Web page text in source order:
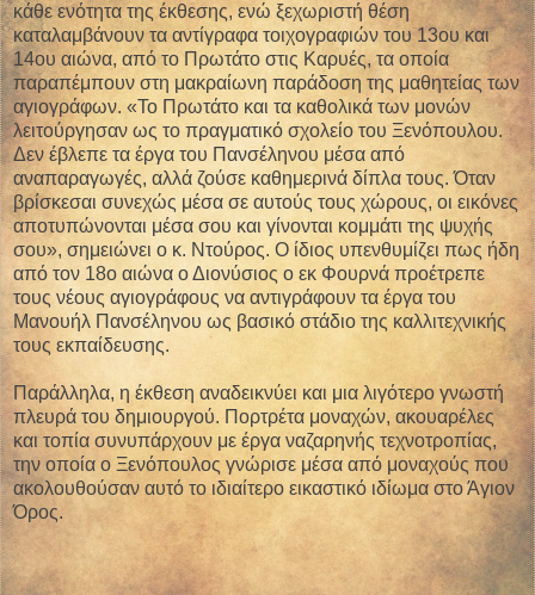
κάθε ενότητα της έκθεσης, ενώ ξεχωριστή θέση
καταλαμβάνουν τα αντίγραφα τοιχογραφιών του 13ου και
14ου αιώνα, από το Πρωτάτο στις Καρυές, τα οποία
παραπέμπουν στη μακραίωνη παράδοση της μαθητείας των
αγιογράφων. «Το Πρωτάτο και τα καθολικά των μονών
λειτούργησαν ως το πραγματικό σχολείο του Ξενόπουλου.
Δεν έβλεπε τα έργα του Πανσέληνου μέσα από
αναπαραγωγές, αλλά ζούσε καθημερινά δίπλα τους. Όταν
βρίσκεσαι συνεχώς μέσα σε αυτούς τους χώρους, οι εικόνες
αποτυπώνονται μέσα σου και γίνονται κομμάτι της ψυχής
σου», σημειώνει ο κ. Ντούρος. Ο ίδιος υπενθυμίζει πως ήδη
από τον 18ο αιώνα ο Διονύσιος ο εκ Φουρνά προέτρεπε
τους νέους αγιογράφους να αντιγράφουν τα έργα του
Μανουήλ Πανσέληνου ως βασικό στάδιο της καλλιτεχνικής
τους εκπαίδευσης.
Παράλληλα, η έκθεση αναδεικνύει και μια λιγότερο γνωστή
πλευρά του δημιουργού. Πορτρέτα μοναχών, ακουαρέλες
και τοπία συνυπάρχουν με έργα ναζαρηνής τεχνοτροπίας,
την οποία ο Ξενόπουλος γνώρισε μέσα από μοναχούς που
ακολουθούσαν αυτό το ιδιαίτερο εικαστικό ιδίωμα στο Άγιον
Όρος.